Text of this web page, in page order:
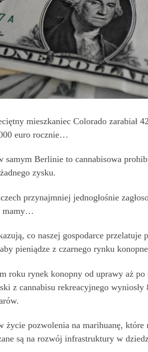
mieszkaniec Colorado zarabiał
euro rocznie…
samym Berlinie to cannabisowa
zysku.
przynajmniej jednogłośnie
mamy…
co naszej gospodarce przelatuje
pieniądze z czarnego rynku
roku rynek konopny od uprawy aż
z cannabisu rekreacyjnego
pozwolenia na marihuanę,
są na rozwój infrastruktury w